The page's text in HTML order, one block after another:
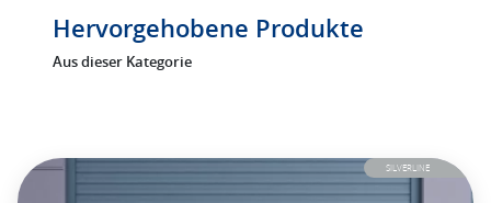
Hervorgehobene Produkte
Aus dieser Kategorie
SILVERLINE